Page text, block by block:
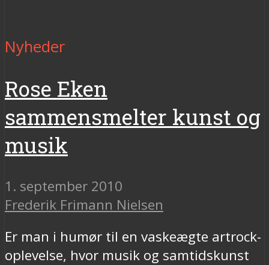
Nyheder
Rose Eken
sammensmelter kunst og
musik
1. september 2010
Frederik Frimann Nielsen
Er man i humør til en vaskeægte artrock-
oplevelse, hvor musik og samtidskunst